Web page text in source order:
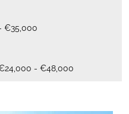
€35,000
- €48,000